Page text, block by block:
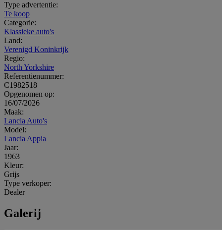
Type advertentie:
Te koop
Categorie:
Klassieke auto's
Land:
Verenigd Koninkrijk
Regio:
North Yorkshire
Referentienummer:
C1982518
Opgenomen op:
16/07/2026
Maak:
Lancia Auto's
Model:
Lancia Appia
Jaar:
1963
Kleur:
Grijs
Type verkoper:
Dealer
Galerij